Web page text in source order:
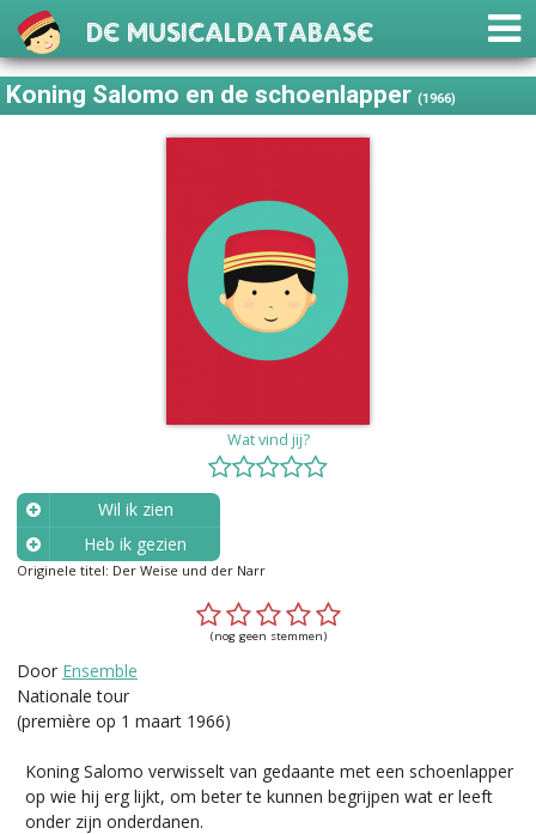
De Musicaldatabase
Koning Salomo en de schoenlapper(1966)
Wat vind jij?
Wil ik zien
Heb ik gezien
Wanneer?
Originele titel: Der Weise und der Narr
(nog geen stemmen)
Door Ensemble
Nationale tour
(première op 1 maart 1966)
Koning Salomo verwisselt van gedaante met een schoenlapper
op wie hij erg lijkt, om beter te kunnen begrijpen wat er leeft
onder zijn onderdanen.